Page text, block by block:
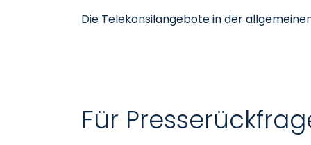
Die Telekonsilangebote in der
Für